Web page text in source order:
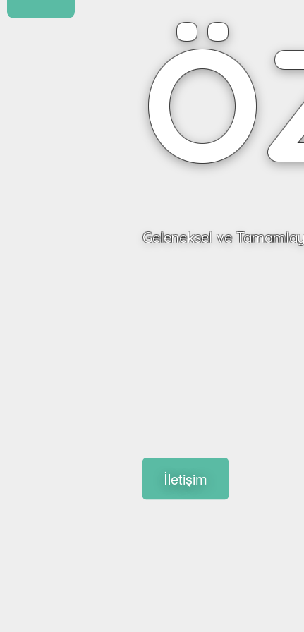
Geleneksel ve
İletişim